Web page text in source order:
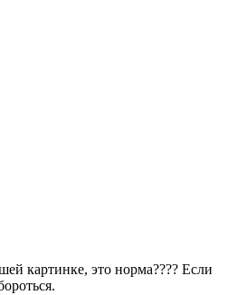
картинке, это норма???? Если